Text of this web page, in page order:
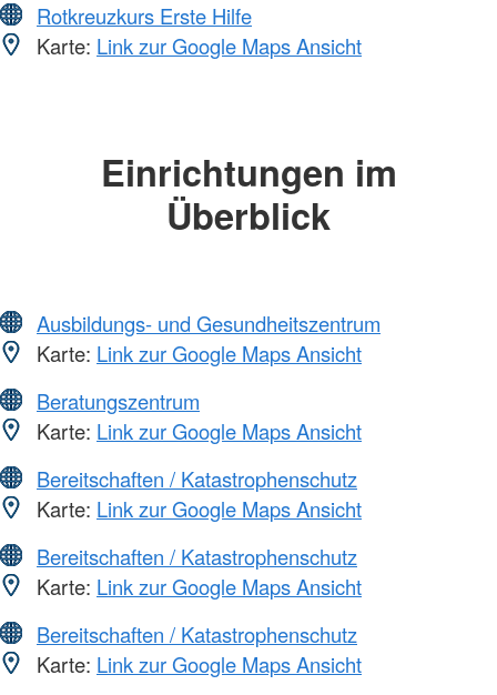
Rotkreuzkurs Erste Hilfe
Karte: Link zur Google Maps Ansicht
Einrichtungen im
Überblick
Ausbildungs- und Gesundheitszentrum
Karte: Link zur Google Maps Ansicht
Beratungszentrum
Karte: Link zur Google Maps Ansicht
Bereitschaften / Katastrophenschutz
Karte: Link zur Google Maps Ansicht
Bereitschaften / Katastrophenschutz
Karte: Link zur Google Maps Ansicht
Bereitschaften / Katastrophenschutz
Karte: Link zur Google Maps Ansicht